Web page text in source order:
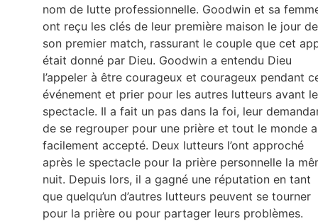
nom de lutte professionnelle. Goodwin et sa
ont reçu les clés de leur première maison le jour de
son premier match, rassurant le couple que cet
était donné par Dieu. Goodwin a entendu Dieu
l’appeler à être courageux et courageux pendant
événement et prier pour les autres lutteurs avant le
spectacle. Il a fait un pas dans la foi, leur
de se regrouper pour une prière et tout le monde a
facilement accepté. Deux lutteurs l’ont approché
après le spectacle pour la prière personnelle la
nuit. Depuis lors, il a gagné une réputation en tant
que quelqu’un d’autres lutteurs peuvent se tourner
pour la prière ou pour partager leurs problèmes.